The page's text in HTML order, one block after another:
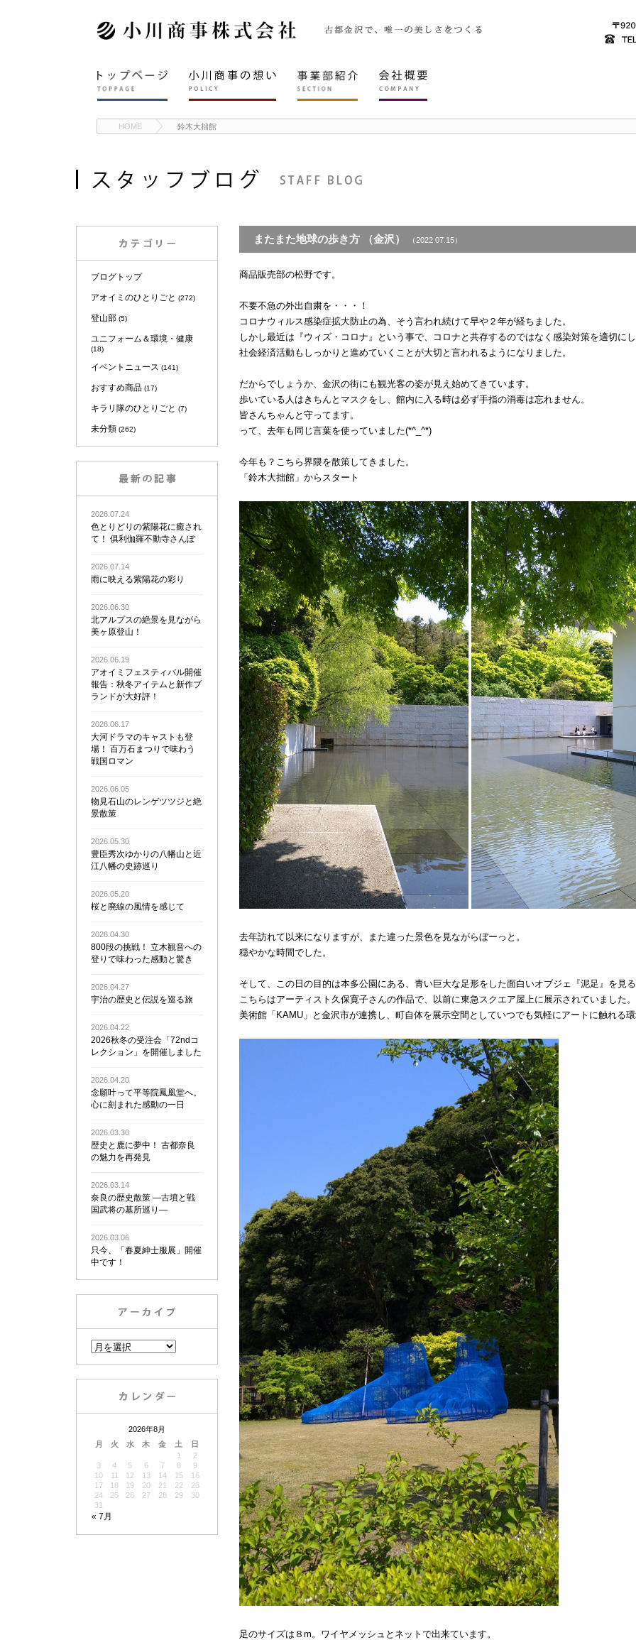
HOME 鈴木大拙館
ブログトップ
アオイミのひとりごと (272)
登山部 (5)
ユニフォーム＆環境・健康
(18)
イベントニュース (141)
おすすめ商品 (17)
キラリ隊のひとりごと (7)
未分類 (262)
2026.07.24
色とりどりの紫陽花に癒され
て！ 俱利伽羅不動寺さんぽ
2026.07.14
雨に映える紫陽花の彩り
2026.06.30
北アルプスの絶景を見ながら
美ヶ原登山！
2026.06.19
アオイミフェスティバル開催
報告：秋冬アイテムと新作ブ
ランドが大好評！
2026.06.17
大河ドラマのキャストも登
場！ 百万石まつりで味わう
戦国ロマン
2026.06.05
物見石山のレンゲツツジと絶
景散策
2026.05.30
豊臣秀次ゆかりの八幡山と近
江八幡の史跡巡り
2026.05.20
桜と廃線の風情を感じて
2026.04.30
800段の挑戦！ 立木観音への
登りで味わった感動と驚き
2026.04.27
宇治の歴史と伝説を巡る旅
2026.04.22
2026秋冬の受注会「72ndコ
レクション」を開催しました
2026.04.20
念願叶って平等院鳳凰堂へ。
心に刻まれた感動の一日
2026.03.30
歴史と鹿に夢中！ 古都奈良
の魅力を再発見
2026.03.14
奈良の歴史散策 ―古墳と戦
国武将の墓所巡り―
2026.03.06
只今、「春夏紳士服展」開催
中です！
2026年8月
月
火 水 木 金 土 日
« 7月
1
2
3
4 5 6 7 8
9
10
11 12 13 14 15
16
17
18 19 20 21 22
23
24
25 26 27 28 29
30
31
またまた地球の歩き方 （金沢） （2022.07.15）
商品販売部の松野です。
不要不急の外出自粛を・・・！
コロナウィルス感染症拡大防止の為、そう言われ続けて早や２年が経ちました。
しかし最近は『ウィズ・コロナ』という事で、コロナと共存するのではなく感染対策を適切に
社会経済活動もしっかりと進めていくことが大切と言われるようになりました。
だからでしょうか、金沢の街にも観光客の姿が見え始めてきています。
歩いている人はきちんとマスクをし、館内に入る時は必ず手指の消毒は忘れません。
皆さんちゃんと守ってます。
って、去年も同じ言葉を使っていました(*^_^*)
今年も？こちら界隈を散策してきました。
「鈴木大拙館」からスタート
去年訪れて以来になりますが、また違った景色を見ながらぼーっと。
穏やかな時間でした。
そして、この日の目的は本多公園にある、青い巨大な足形をした面白いオブジェ『泥足』を見
こちらはアーティスト久保寛子さんの作品で、以前に東急スクエア屋上に展示されていました。
美術館「KAMU」と金沢市が連携し、町自体を展示空間としていつでも気軽にアートに触れる
足のサイズは８m。ワイヤメッシュとネットで出来ています。